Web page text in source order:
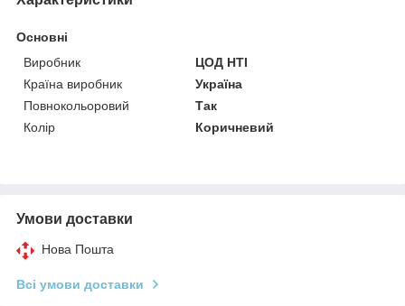
Основні
Виробник
ЦОД НТІ
Країна виробник
Україна
Повнокольоровий
Так
Колір
Коричневий
Умови доставки
Нова Пошта
Всі умови доставки